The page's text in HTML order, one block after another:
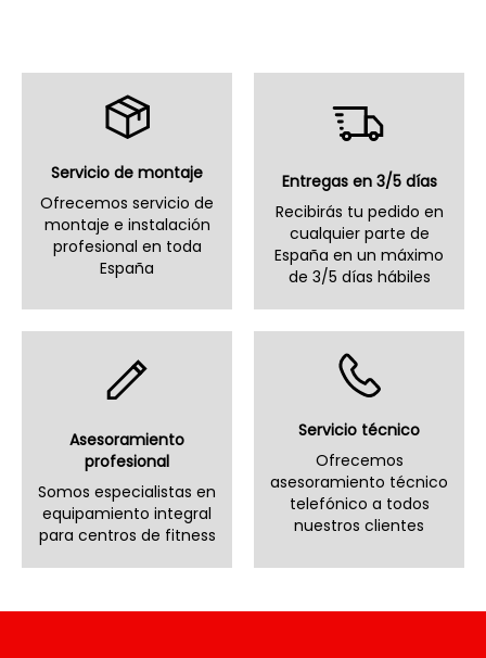
Servicio de montaje
Ofrecemos servicio de
montaje e instalación
profesional en toda
España
Entregas en 3/5 días
Recibirás tu pedido en
cualquier parte de
España en un máximo
de 3/5 días hábiles
Asesoramiento
profesional
Somos especialistas en
equipamiento integral
para centros de fitness
Servicio técnico
Ofrecemos
asesoramiento técnico
telefónico a todos
nuestros clientes